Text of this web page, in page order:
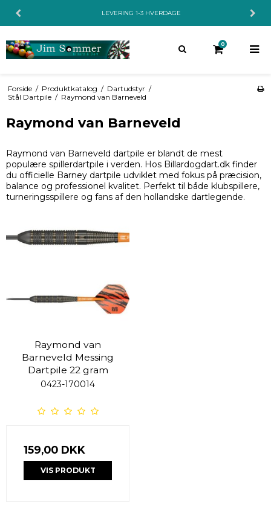
LEVERING 1-3 HVERDAGE
0
Forside / Produktkatalog / Dartudstyr /
Stål Dartpile / Raymond van Barneveld
Raymond van Barneveld
Raymond van Barneveld dartpile er blandt de mest
populære spillerdartpile i verden. Hos Billardogdart.dk finder
du officielle Barney dartpile udviklet med fokus på præcision,
balance og professionel kvalitet. Perfekt til både klubspillere,
turneringsspillere og fans af den hollandske dartlegende.
Raymond van
Barneveld Messing
Dartpile 22 gram
0423-170014
159,00 DKK
VIS PRODUKT